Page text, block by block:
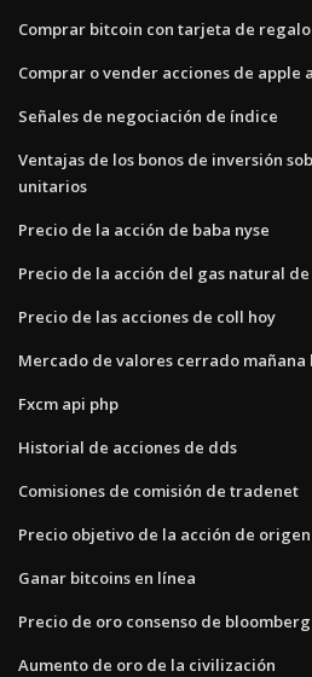
Comprar bitcoin con tarjeta de
Comprar o vender acciones de apple
Señales de negociación de índice
Ventajas de los bonos de inversión
unitarios
Precio de la acción de baba nyse
Precio de la acción del gas natural
Precio de las acciones de coll hoy
Mercado de valores cerrado mañana
Fxcm api php
Historial de acciones de dds
Comisiones de comisión de tradenet
Precio objetivo de la acción de origen
Ganar bitcoins en línea
Precio de oro consenso de bloomberg
Aumento de oro de la civilización